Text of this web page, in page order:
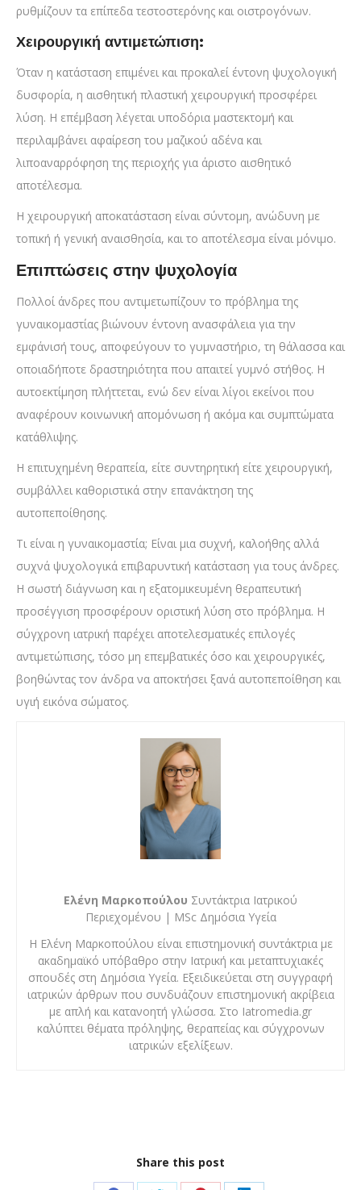
ρυθμίζουν τα επίπεδα τεστοστερόνης και οιστρογόνων.
Χειρουργική αντιμετώπιση:
Όταν η κατάσταση επιμένει και προκαλεί έντονη ψυχολογική
δυσφορία, η αισθητική πλαστική χειρουργική προσφέρει
λύση. Η επέμβαση λέγεται υποδόρια μαστεκτομή και
περιλαμβάνει αφαίρεση του μαζικού αδένα και
λιποαναρρόφηση της περιοχής για άριστο αισθητικό
αποτέλεσμα.
Η χειρουργική αποκατάσταση είναι σύντομη, ανώδυνη με
τοπική ή γενική αναισθησία, και το αποτέλεσμα είναι μόνιμο.
Επιπτώσεις στην ψυχολογία
Πολλοί άνδρες που αντιμετωπίζουν το πρόβλημα της
γυναικομαστίας βιώνουν έντονη ανασφάλεια για την
εμφάνισή τους, αποφεύγουν το γυμναστήριο, τη θάλασσα και
οποιαδήποτε δραστηριότητα που απαιτεί γυμνό στήθος. Η
αυτοεκτίμηση πλήττεται, ενώ δεν είναι λίγοι εκείνοι που
αναφέρουν κοινωνική απομόνωση ή ακόμα και συμπτώματα
κατάθλιψης.
Η επιτυχημένη θεραπεία, είτε συντηρητική είτε χειρουργική,
συμβάλλει καθοριστικά στην επανάκτηση της
αυτοπεποίθησης.
Τι είναι η γυναικομαστία; Είναι μια συχνή, καλοήθης αλλά
συχνά ψυχολογικά επιβαρυντική κατάσταση για τους άνδρες.
Η σωστή διάγνωση και η εξατομικευμένη θεραπευτική
προσέγγιση προσφέρουν οριστική λύση στο πρόβλημα. Η
σύγχρονη ιατρική παρέχει αποτελεσματικές επιλογές
αντιμετώπισης, τόσο μη επεμβατικές όσο και χειρουργικές,
βοηθώντας τον άνδρα να αποκτήσει ξανά αυτοπεποίθηση και
υγιή εικόνα σώματος.
Ελένη Μαρκοπούλου Συντάκτρια Ιατρικού
Περιεχομένου | MSc Δημόσια Υγεία
Η Ελένη Μαρκοπούλου είναι επιστημονική συντάκτρια με
ακαδημαϊκό υπόβαθρο στην Ιατρική και μεταπτυχιακές
σπουδές στη Δημόσια Υγεία. Εξειδικεύεται στη συγγραφή
ιατρικών άρθρων που συνδυάζουν επιστημονική ακρίβεια
με απλή και κατανοητή γλώσσα. Στο Iatromedia.gr
καλύπτει θέματα πρόληψης, θεραπείας και σύγχρονων
ιατρικών εξελίξεων.
Share this post